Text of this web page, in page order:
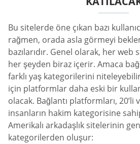
Bu sitelerde öne çıkan bazı
rağmen, orada asla görmeyi
bazılarıdır. Genel olarak, her
her şeyden biraz içerir. Amaca
farklı yaş kategorilerini
için platformlar daha eski bir
olacak. Bağlantı platformları, 20’li
insanların hakim kategorisine
Amerikalı arkadaşlık sitelerinin
kategorilerden oluşur: